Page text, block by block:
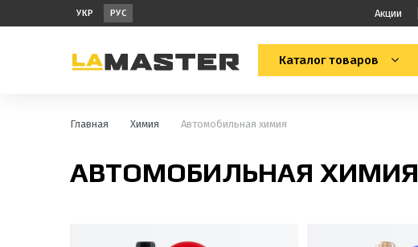
УКР РУС Акции
Каталог товаров
Главная Химия Автомобильная химия
АВТОМОБИЛЬНАЯ ХИМИЯ